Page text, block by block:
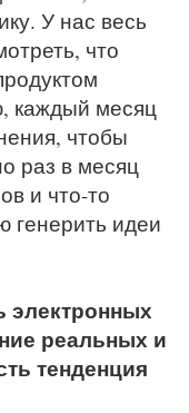
У нас весь
что
каждый месяц
чтобы
раз в месяц
и что-то
генерить идеи
электронных
реальных и
тенденция